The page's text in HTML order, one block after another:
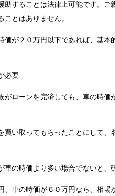
助することは法律上可能です。ご
とはありません。
価が２０万円以下であれば、基本
必要
がローンを完済しても、車の時価
買い取ってもらったことにして、
の時価より多い場合でないと、
、車の時価が６０万円なら、相場